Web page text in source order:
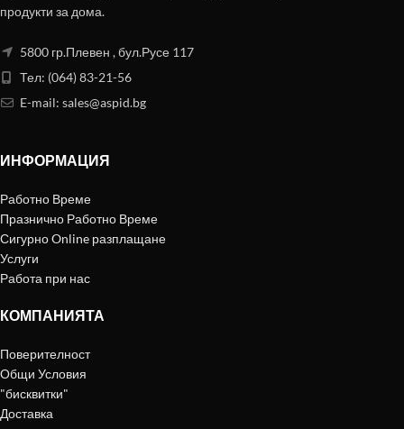
продукти за дома.
5800 гр.Плевен , бул.Русе 117
Тел: (064) 83-21-56
E-mail: sales@aspid.bg
ИНФОРМАЦИЯ
Работно Време
Празнично Работно Време
Сигурно Online разплащане
Услуги
Работа при нас
КОМПАНИЯТА
Поверителност
Общи Условия
"бисквитки"
Доставка